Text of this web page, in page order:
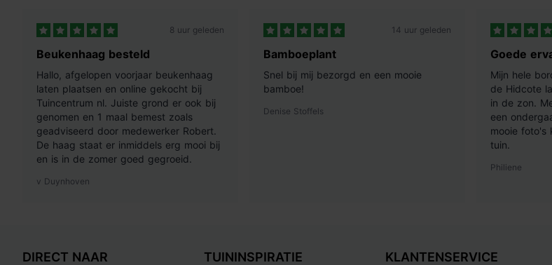
8 uur geleden
Beukenhaag besteld
Hallo, afgelopen voorjaar beukenhaag
laten plaatsen en online gekocht bij
Tuincentrum nl. Juiste grond er ook bij
genomen en 1 maal bemest zoals
geadviseerd door medewerker Robert.
De haag staat er inmiddels erg mooi bij
en is in de zomer goed gegroeid.
v Duynhoven
14 uur geleden
Bamboeplant
Snel bij mij bezorgd en een mooie
bamboe!
Denise Stoffels
Goede
Mijn hele
de Hidcote
in de zon.
een
mooie foto's
tuin.
Philiene
DIRECT NAAR TUININSPIRATIE KLANTENSERVICE